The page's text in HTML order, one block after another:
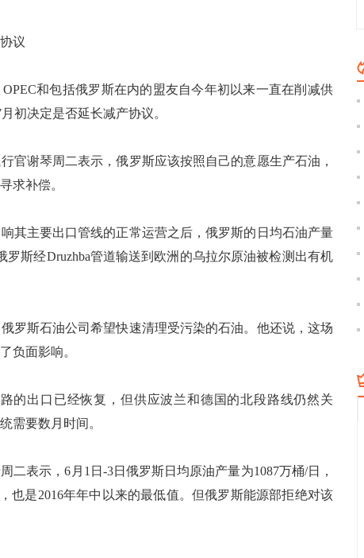
议
和包括俄罗斯在内的盟友自今年初以来一直在削减供
初决定是否延长减产协议。
谢琴周二表示，俄罗斯应该按照自己的意愿生产石油，
求补偿。
主要出口管线的正常运营之后，俄罗斯的日均石油产量
罗斯经Druzhba管道输送到欧洲的乌拉尔原油被检测出有机
斯石油公司希望快速清理受污染的石油。他还说，这场
负面影响。
出口已经恢复，但供应波兰和德国的北段路线仍然关
需要数月时间。
表示，6月1日-3日俄罗斯日均原油产量为1087万桶/日，
也是2016年年中以来的最低值。但俄罗斯能源部拒绝对该